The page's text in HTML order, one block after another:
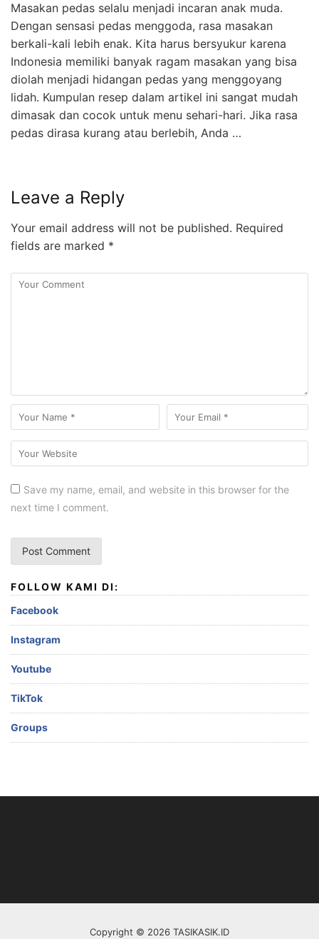
Masakan pedas selalu menjadi incaran anak muda.
Dengan sensasi pedas menggoda, rasa masakan
berkali-kali lebih enak. Kita harus bersyukur karena
Indonesia memiliki banyak ragam masakan yang bisa
diolah menjadi hidangan pedas yang menggoyang
lidah. Kumpulan resep dalam artikel ini sangat mudah
dimasak dan cocok untuk menu sehari-hari. Jika rasa
pedas dirasa kurang atau berlebih, Anda …
Leave a Reply
Your email address will not be published. Required
fields are marked *
Save my name, email, and website in this browser for the
next time I comment.
FOLLOW KAMI DI:
Facebook
Instagram
Youtube
TikTok
Groups
Copyright © 2026 TASIKASIK.ID